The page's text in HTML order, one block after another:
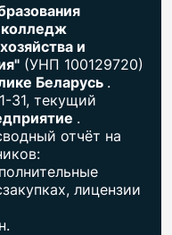
колледж
и
(УНП 100129720)
Беларусь .
31, текущий
.
отчёт на
лицензии